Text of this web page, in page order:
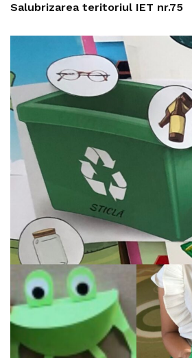
Salubrizarea teritoriul IET nr.75